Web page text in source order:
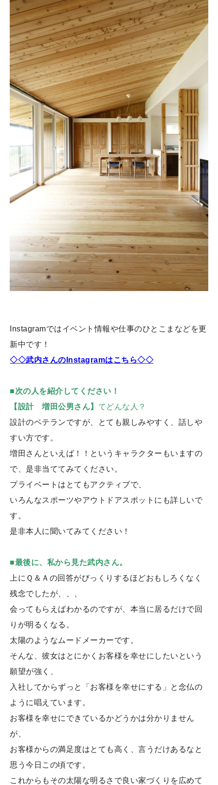
Instagramではイベント情報や仕事のひとこまなどを更
新中です！
◇◇武内さんのInstagramはこちら◇◇
■次の人を紹介してください！
【設計 増田公男さん】 てどんな人？
設計のベテランですが、とても親しみやすく、話しや
すい方です。
増田さんといえば！！というキャラクターもいますの
で、是非当ててみてください。
プライベートはとてもアクティブで、
いろんなスポーツやアウトドアスポットにも詳しいで
す。
是非本人に聞いてみてください！
■最後に、私から見た武内さん。
上にＱ＆Ａの回答がびっくりするほどおもしろくなく
残念でしたが、、、
会ってもらえばわかるのですが、本当に居るだけで回
りが明るくなる。
太陽のようなムードメーカーです。
そんな、彼女はとにかくお客様を幸せにしたいという
願望が強く、
入社してからずっと「お客様を幸せにする」と念仏の
ように唱えています。
お客様を幸せにできているかどうかは分かりません
が、
お客様からの満足度はとても高く、言うだけあるなと
思う今日この頃です。
これからもその太陽な明るさで良い家づくりを広めて